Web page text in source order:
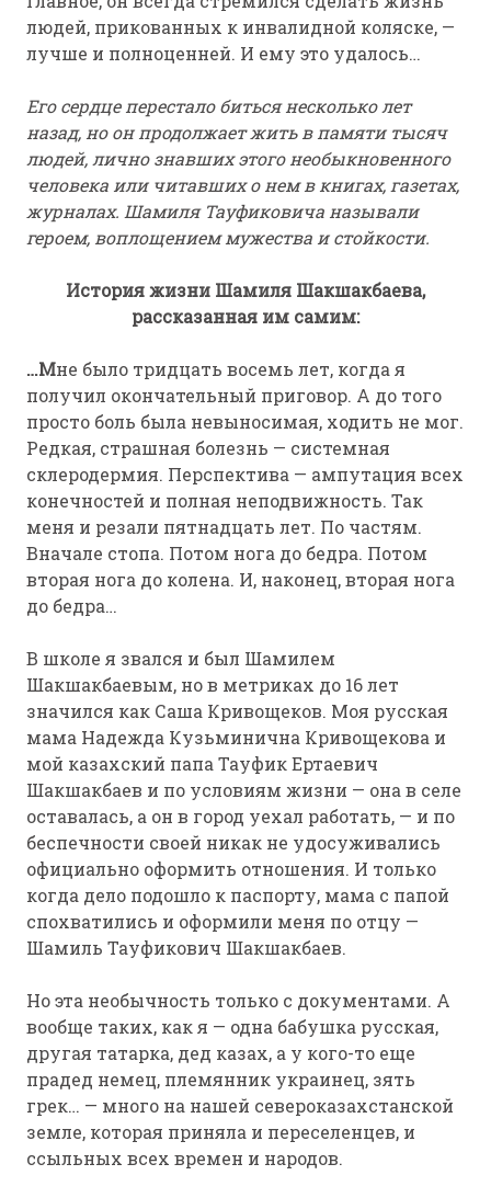
людей, прикованных к инвалидной коляске, —
лучше и полноценней. И ему это удалось…
Его сердце перестало биться несколько лет
назад, но он продолжает жить в памяти тысяч
людей, лично знавших этого необыкновенного
человека или читавших о нем в книгах, газетах,
журналах. Шамиля Тауфиковича называли
героем, воплощением мужества и стойкости.
История жизни Шамиля Шакшакбаева,
рассказанная им самим:
…Мне было тридцать восемь лет, когда я
получил окончательный приговор. А до того
просто боль была невыносимая, ходить не мог.
Редкая, страшная болезнь — системная
склеродермия. Перспектива — ампутация всех
конечностей и полная неподвижность. Так
меня и резали пятнадцать лет. По частям.
Вначале стопа. Потом нога до бедра. Потом
вторая нога до колена. И, наконец, вторая нога
до бедра…
В школе я звался и был Шамилем
Шакшакбаевым, но в метриках до 16 лет
значился как Саша Кривощеков. Моя русская
мама Надежда Кузьминична Кривощекова и
мой казахский папа Тауфик Ертаевич
Шакшакбаев и по условиям жизни — она в селе
оставалась, а он в город уехал работать, — и по
беспечности своей никак не удосуживались
официально оформить отношения. И только
когда дело подошло к паспорту, мама с папой
спохватились и оформили меня по отцу —
Шамиль Тауфикович Шакшакбаев.
Но эта необычность только с документами. А
вообще таких, как я — одна бабушка русская,
другая татарка, дед казах, а у кого-то еще
прадед немец, племянник украинец, зять
грек… — много на нашей североказахстанской
земле, которая приняла и переселенцев, и
ссыльных всех времен и народов.